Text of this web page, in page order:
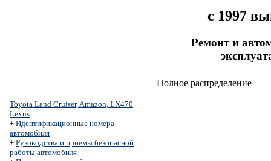
с 1997
Ремонт и
Toyota Land Cruiser, Amazon, LX470
Lexus
+ Идентификационные номера
автомобиля
+ Руководства и приемы безопасной
работы автомобиля
Полное распределение